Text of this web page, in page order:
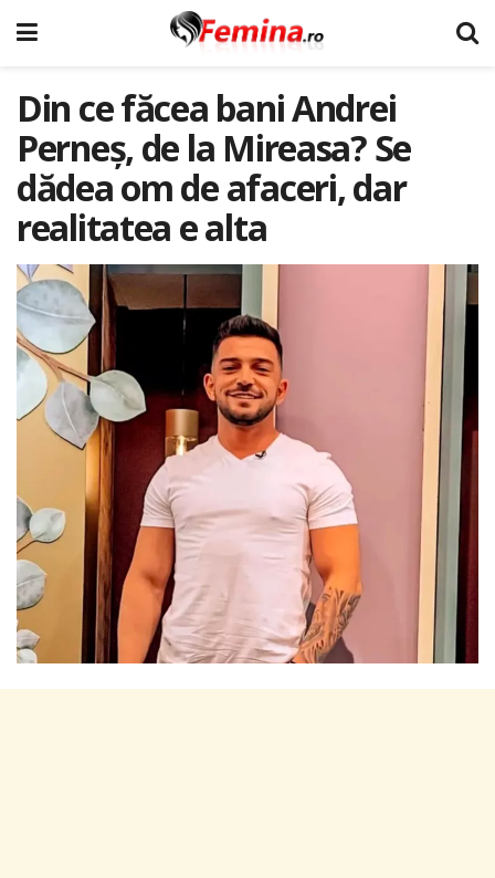
Din ce făcea bani Andrei
Perneș, de la Mireasa? Se
dădea om de afaceri, dar
realitatea e alta